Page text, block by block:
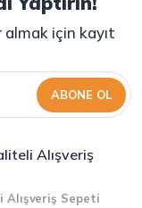
için kayıt
ABONE OL
Alışveriş
Alışveriş Sepeti